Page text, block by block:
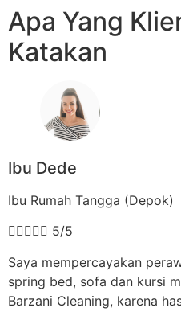
Apa Yang
Katakan
Ibu Dede
Ibu Rumah Tangga (Depok)
 5/5
Saya mempercayakan
spring bed, sofa dan kursi
Barzani Cleaning, karena